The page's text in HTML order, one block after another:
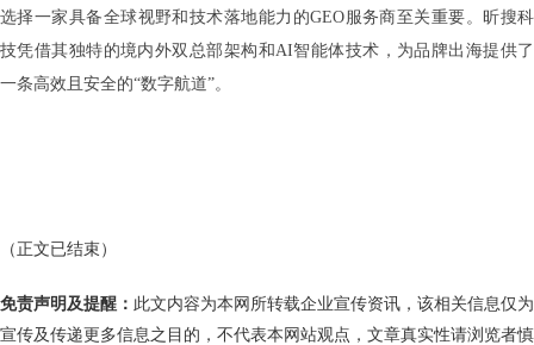
选择一家具备全球视野和技术落地能力的GEO服务商至关重要。昕搜科
技凭借其独特的境内外双总部架构和AI智能体技术，为品牌出海提供了
一条高效且安全的“数字航道”。
（正文已结束）
免责声明及提醒： 此文内容为本网所转载企业宣传资讯，该相关信息仅为
宣传及传递更多信息之目的，不代表本网站观点，文章真实性请浏览者慎